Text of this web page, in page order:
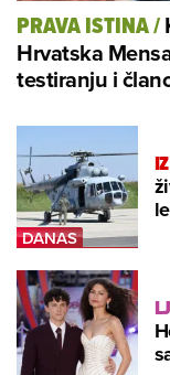
PRAVA ISTINA/
Hrvatska
testiranju i